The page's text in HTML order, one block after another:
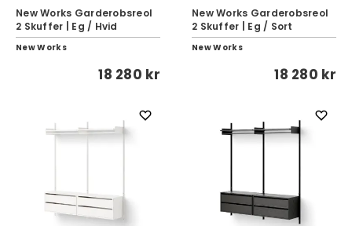
New Works Garderobsreol
2 Skuffer | Eg / Hvid
New Works
18 280 kr
New Works Garderobsreol
2 Skuffer | Eg / Sort
New Works
18 280 kr